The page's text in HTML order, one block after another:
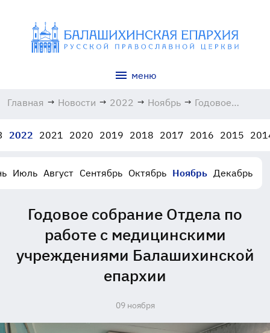
меню
Главная → Новости → 2022 → Ноябрь → Годовое
работе с
Балашихинской
2022 2021 2020 2019 2018 2017 2016 2015
Июль Август Сентябрь Октябрь Ноябрь Декабрь
Годовое собрание Отдела по
работе с медицинскими
учреждениями Балашихинской
епархии
09 ноября